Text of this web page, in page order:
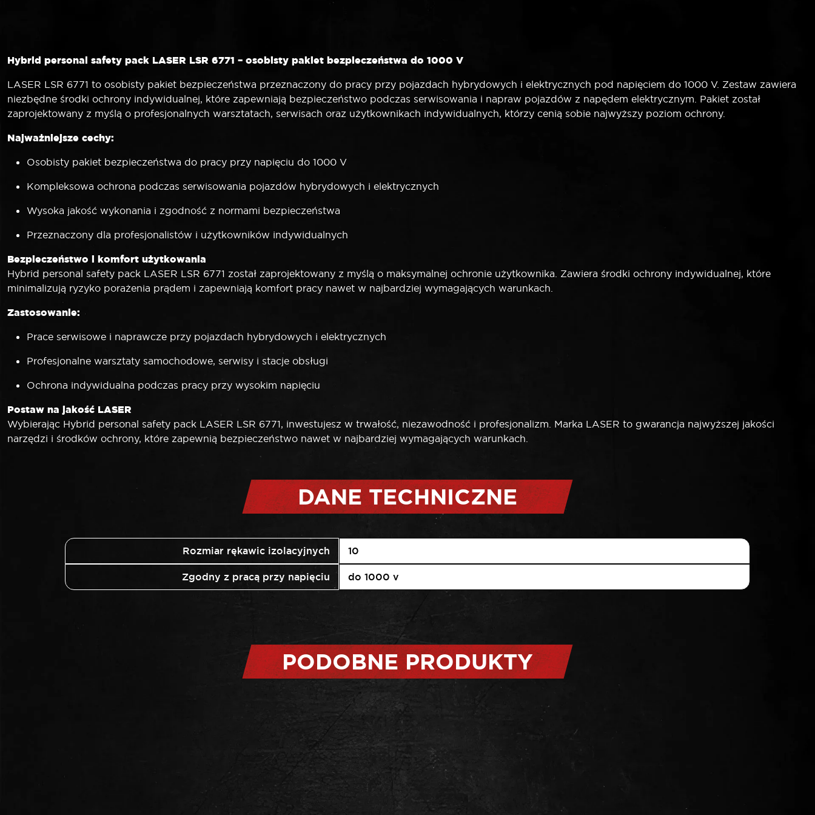
Hybrid personal safety pack LASER LSR 6771 – osobisty pakiet bezpieczeństwa do 1000 V
LASER LSR 6771 to osobisty pakiet bezpieczeństwa przeznaczony do pracy przy pojazdach hybrydowych i elektrycznych pod napięciem do 1000 V. Zestaw zawiera
niezbędne środki ochrony indywidualnej, które zapewniają bezpieczeństwo podczas serwisowania i napraw pojazdów z napędem elektrycznym. Pakiet został
zaprojektowany z myślą o profesjonalnych warsztatach, serwisach oraz użytkownikach indywidualnych, którzy cenią sobie najwyższy poziom ochrony.
Najważniejsze cechy:
Osobisty pakiet bezpieczeństwa do pracy przy napięciu do 1000 V
Kompleksowa ochrona podczas serwisowania pojazdów hybrydowych i elektrycznych
Wysoka jakość wykonania i zgodność z normami bezpieczeństwa
Przeznaczony dla profesjonalistów i użytkowników indywidualnych
Bezpieczeństwo i komfort użytkowania
Hybrid personal safety pack LASER LSR 6771 został zaprojektowany z myślą o maksymalnej ochronie użytkownika. Zawiera środki ochrony indywidualnej, które
minimalizują ryzyko porażenia prądem i zapewniają komfort pracy nawet w najbardziej wymagających warunkach.
Zastosowanie:
Prace serwisowe i naprawcze przy pojazdach hybrydowych i elektrycznych
Profesjonalne warsztaty samochodowe, serwisy i stacje obsługi
Ochrona indywidualna podczas pracy przy wysokim napięciu
Postaw na jakość LASER
Wybierając Hybrid personal safety pack LASER LSR 6771, inwestujesz w trwałość, niezawodność i profesjonalizm. Marka LASER to gwarancja najwyższej jakości
narzędzi i środków ochrony, które zapewnią bezpieczeństwo nawet w najbardziej wymagających warunkach.
DANE TECHNICZNE
Rozmiar rękawic izolacyjnych 10
Zgodny z pracą przy napięciu do 1000 v
PODOBNE PRODUKTY